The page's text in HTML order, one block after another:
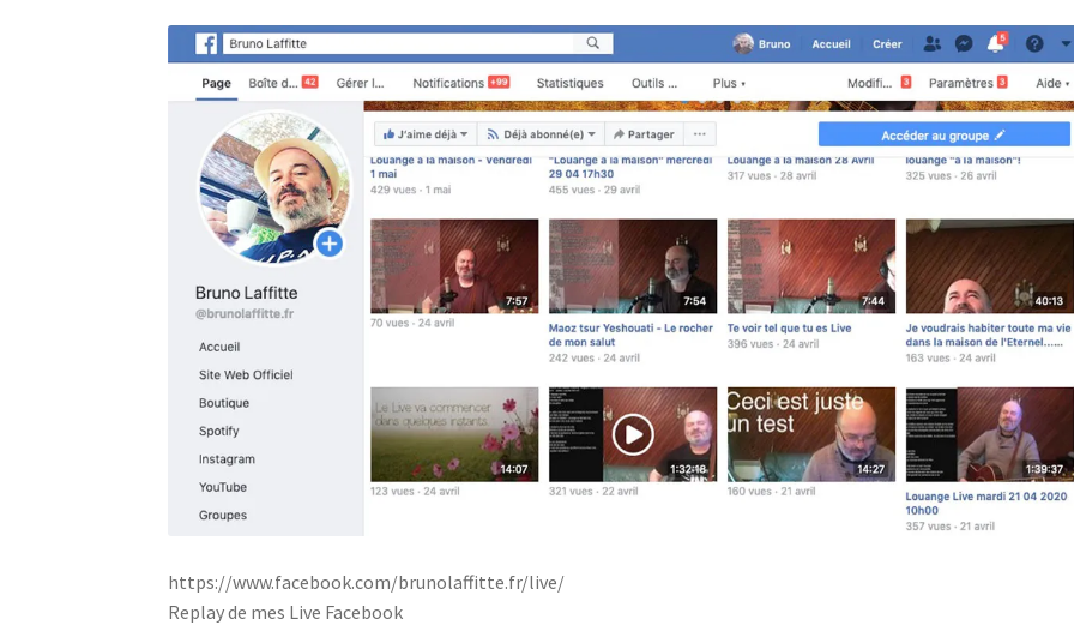
https://www.facebook.com/brunolaffitte.fr/live/
Replay de mes Live Facebook